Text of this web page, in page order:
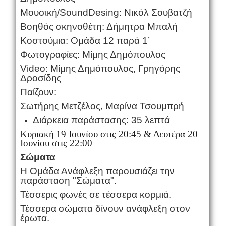
Μουσική/SoundDesing: Νικόλ Σουβατζή
Βοηθός σκηνοθέτη: Δήμητρα Μπαλή
Κοστούμια: Ομάδα 12 παρά 1’
Φωτογραφίες: Μίμης Δημόπουλος
Video: Μίμης Δημόπουλος, Γρηγόρης
Δροσίδης
Παίζουν:
Σωτήρης Μετζέλος, Μαρίνα Τσουμπρή
Διάρκεια παράστασης: 35 λεπτά
Κυριακή 19 Ιουνίου στις 20:45 & Δευτέρα 20
Ιουνίου στις 22:00
Σώματα
Η Ομάδα Ανάφλεξη παρουσιάζει την
παράσταση "Σώματα".
Τέσσερις φωνές σε τέσσερα κορμιά.
Τέσσερα σώματα δίνουν ανάφλεξη στον
έρωτα.